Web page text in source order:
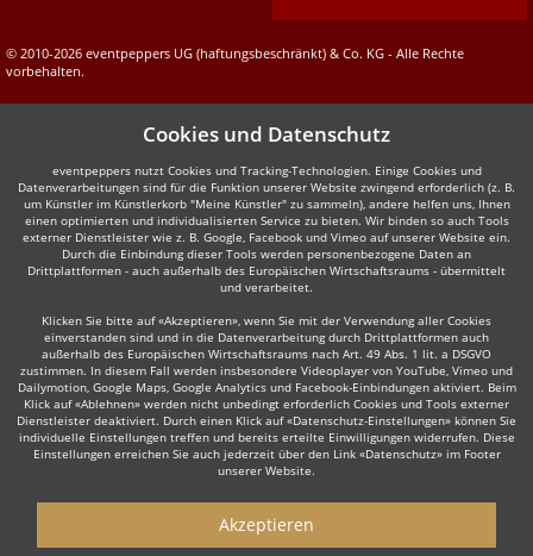
© 2010-2026 eventpeppers UG (haftungsbeschränkt) & Co. KG - Alle Rechte
vorbehalten.
Cookies und Datenschutz
eventpeppers nutzt Cookies und Tracking-Technologien. Einige Cookies und
Datenverarbeitungen sind für die Funktion unserer Website zwingend erforderlich (z. B.
um Künstler im Künstlerkorb "Meine Künstler" zu sammeln), andere helfen uns, Ihnen
einen optimierten und individualisierten Service zu bieten. Wir binden so auch Tools
externer Dienstleister wie z. B. Google, Facebook und Vimeo auf unserer Website ein.
Durch die Einbindung dieser Tools werden personenbezogene Daten an
Drittplattformen - auch außerhalb des Europäischen Wirtschaftsraums - übermittelt
und verarbeitet.
Klicken Sie bitte auf «Akzeptieren», wenn Sie mit der Verwendung aller Cookies
einverstanden sind und in die Datenverarbeitung durch Drittplattformen auch
außerhalb des Europäischen Wirtschaftsraums nach Art. 49 Abs. 1 lit. a DSGVO
zustimmen. In diesem Fall werden insbesondere Videoplayer von YouTube, Vimeo und
Dailymotion, Google Maps, Google Analytics und Facebook-Einbindungen aktiviert. Beim
Klick auf «Ablehnen» werden nicht unbedingt erforderlich Cookies und Tools externer
Dienstleister deaktiviert. Durch einen Klick auf «Datenschutz-Einstellungen» können Sie
individuelle Einstellungen treffen und bereits erteilte Einwilligungen widerrufen. Diese
Einstellungen erreichen Sie auch jederzeit über den Link «Datenschutz» im Footer
unserer Website.
Akzeptieren